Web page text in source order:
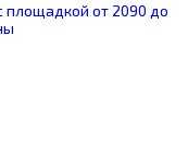
от 2090 до